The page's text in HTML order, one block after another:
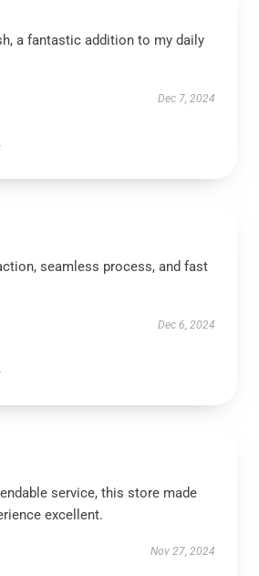
a fantastic addition to my daily
Dec 7, 2024
seamless process, and fast
Dec 6, 2024
service, this store made
excellent.
Nov 27, 2024